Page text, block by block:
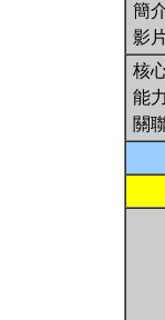
簡
影
核
能力
關